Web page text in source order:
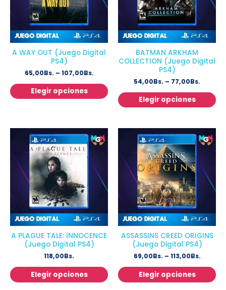
A WAY OUT (Juego Digital
PS4)
65,00Bs. – 107,00Bs.
Elegir opciones
BATMAN ARKHAM
COLLECTION (Juego Digital
PS4)
54,00Bs. – 77,00Bs.
Elegir opciones
A PLAGUE TALE: INNOCENCE
(Juego Digital PS4)
118,00Bs.
Elegir opciones
ASSASSINS CREED ORIGINS
(Juego Digital PS4)
69,00Bs. – 113,00Bs.
Elegir opciones